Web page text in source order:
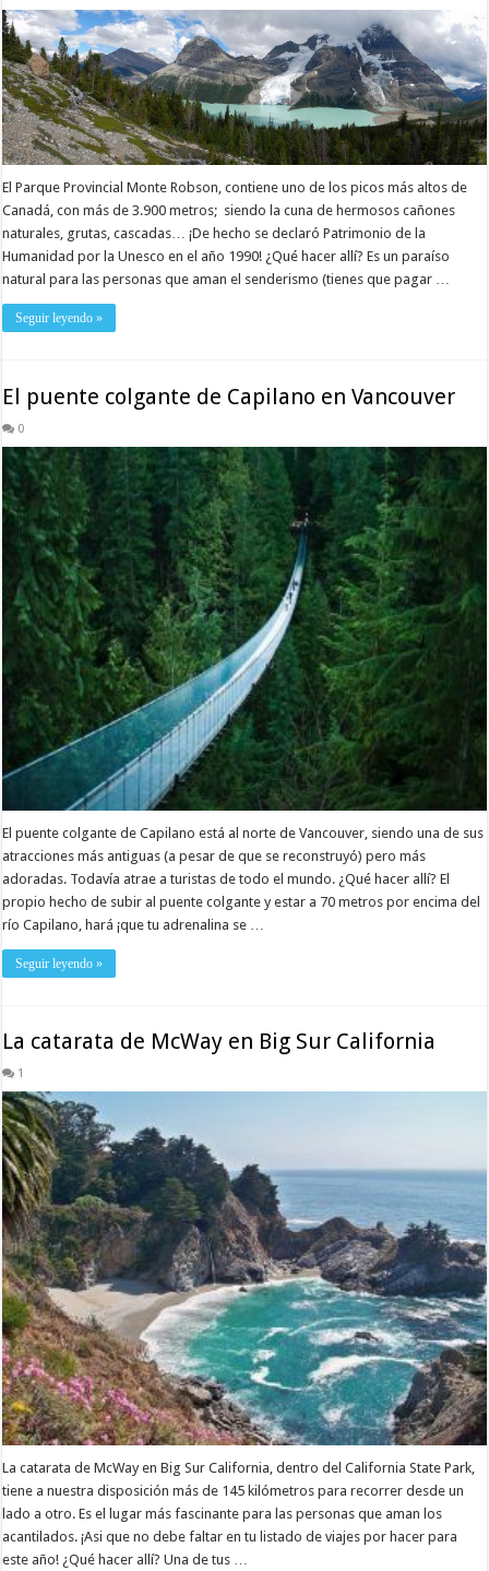
El Parque Provincial Monte Robson, contiene uno de los picos más altos de
Canadá, con más de 3.900 metros; siendo la cuna de hermosos cañones
naturales, grutas, cascadas… ¡De hecho se declaró Patrimonio de la
Humanidad por la Unesco en el año 1990! ¿Qué hacer allí? Es un paraíso
natural para las personas que aman el senderismo (tienes que pagar …
Seguir leyendo »
El puente colgante de Capilano en Vancouver
0
El puente colgante de Capilano está al norte de Vancouver, siendo una de sus
atracciones más antiguas (a pesar de que se reconstruyó) pero más
adoradas. Todavía atrae a turistas de todo el mundo. ¿Qué hacer allí? El
propio hecho de subir al puente colgante y estar a 70 metros por encima del
río Capilano, hará ¡que tu adrenalina se …
Seguir leyendo »
La catarata de McWay en Big Sur California
1
La catarata de McWay en Big Sur California, dentro del California State Park,
tiene a nuestra disposición más de 145 kilómetros para recorrer desde un
lado a otro. Es el lugar más fascinante para las personas que aman los
acantilados. ¡Asi que no debe faltar en tu listado de viajes por hacer para
este año! ¿Qué hacer allí? Una de tus …